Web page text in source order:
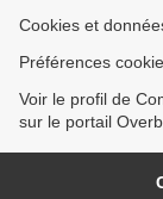
Cookies et
Préférences
Voir le profil de
sur le portail